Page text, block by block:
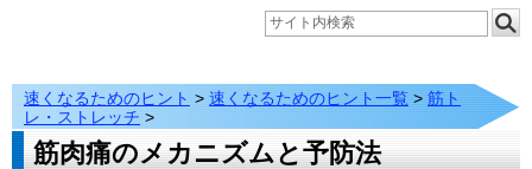
速くなるためのヒント > 速くなるためのヒント一覧 > 筋ト
レ・ストレッチ >
筋肉痛のメカニズムと予防法